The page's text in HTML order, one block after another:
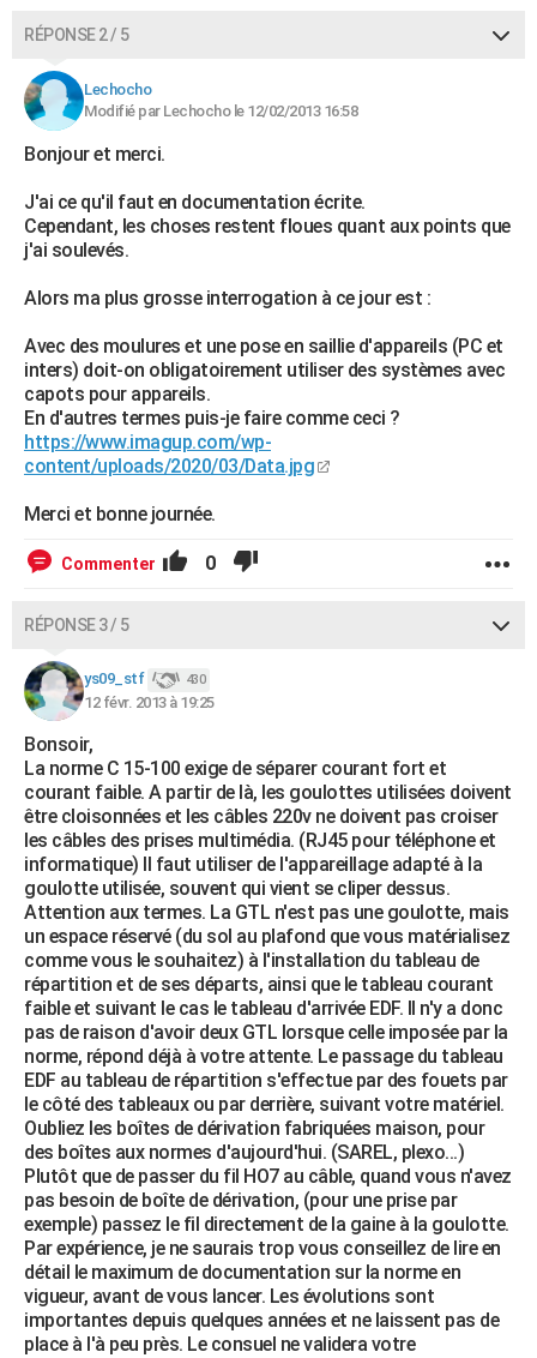
RÉPONSE 2 / 5
Lechocho
Modifié par Lechocho le 12/02/2013 16:58
Bonjour et merci.
J'ai ce qu'il faut en documentation écrite.
Cependant, les choses restent floues quant aux points que
j'ai soulevés.
Alors ma plus grosse interrogation à ce jour est :
Avec des moulures et une pose en saillie d'appareils (PC et
inters) doit-on obligatoirement utiliser des systèmes avec
capots pour appareils.
En d'autres termes puis-je faire comme ceci ?
https://www.imagup.com/wp-
content/uploads/2020/03/Data.jpg
Merci et bonne journée.
Commenter 0
RÉPONSE 3 / 5
ys09_stf 430
12 févr. 2013 à 19:25
Bonsoir,
La norme C 15-100 exige de séparer courant fort et
courant faible. A partir de là, les goulottes utilisées doivent
être cloisonnées et les câbles 220v ne doivent pas croiser
les câbles des prises multimédia. (RJ45 pour téléphone et
informatique) Il faut utiliser de l'appareillage adapté à la
goulotte utilisée, souvent qui vient se cliper dessus.
Attention aux termes. La GTL n'est pas une goulotte, mais
un espace réservé (du sol au plafond que vous matérialisez
comme vous le souhaitez) à l'installation du tableau de
répartition et de ses départs, ainsi que le tableau courant
faible et suivant le cas le tableau d'arrivée EDF. Il n'y a donc
pas de raison d'avoir deux GTL lorsque celle imposée par la
norme, répond déjà à votre attente. Le passage du tableau
EDF au tableau de répartition s'effectue par des fouets par
le côté des tableaux ou par derrière, suivant votre matériel.
Oubliez les boîtes de dérivation fabriquées maison, pour
des boîtes aux normes d'aujourd'hui. (SAREL, plexo...)
Plutôt que de passer du fil HO7 au câble, quand vous n'avez
pas besoin de boîte de dérivation, (pour une prise par
exemple) passez le fil directement de la gaine à la goulotte.
Par expérience, je ne saurais trop vous conseillez de lire en
détail le maximum de documentation sur la norme en
vigueur, avant de vous lancer. Les évolutions sont
importantes depuis quelques années et ne laissent pas de
place à l'à peu près. Le consuel ne validera votre